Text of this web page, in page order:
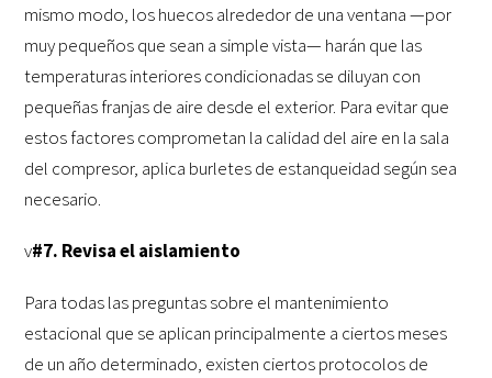
mismo modo, los huecos alrededor de una ventana —por
muy pequeños que sean a simple vista— harán que las
temperaturas interiores condicionadas se diluyan con
pequeñas franjas de aire desde el exterior. Para evitar que
estos factores comprometan la calidad del aire en la sala
del compresor, aplica burletes de estanqueidad según sea
necesario.
v#7. Revisa el aislamiento
Para todas las preguntas sobre el mantenimiento
estacional que se aplican principalmente a ciertos meses
de un año determinado, existen ciertos protocolos de